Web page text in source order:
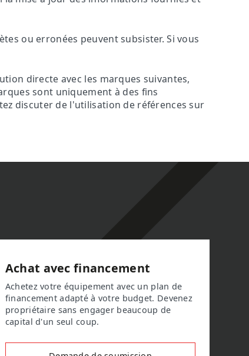
ou erronées peuvent subsister. Si vous
directe avec les marques suivantes,
sont uniquement à des fins
discuter de l'utilisation de références sur
Achat avec financement
Achetez votre équipement avec un plan de
financement adapté à votre budget. Devenez
propriétaire sans engager beaucoup de
capital d'un seul coup.